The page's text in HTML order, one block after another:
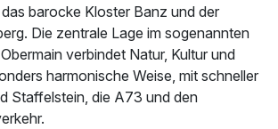
barocke Kloster Banz und der
Die zentrale Lage im sogenannten
verbindet Natur, Kultur und
harmonische Weise, mit schneller
Staffelstein, die A73 und den